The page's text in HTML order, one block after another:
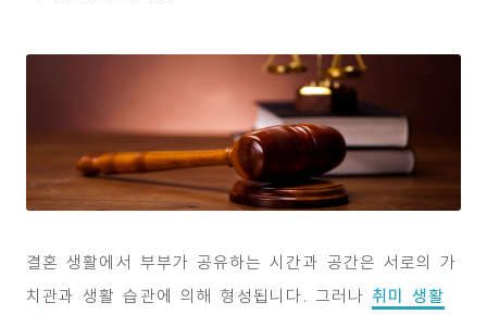
결혼 생활에서 부부가 공유하는 시간과 공간은 서로의 가
치관과 생활 습관에 의해 형성됩니다. 그러나 취미 생활